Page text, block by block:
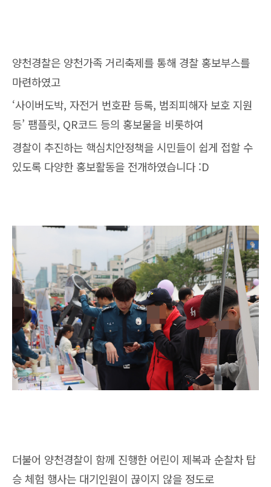
양천경찰은 양천가족 거리축제를 통해 경찰 홍보부스를
마련하였고
‘사이버도박, 자전거 번호판 등록, 범죄피해자 보호 지원
등’ 팸플릿, QR코드 등의 홍보물을 비롯하여
경찰이 추진하는 핵심치안정책을 시민들이 쉽게 접할 수
있도록 다양한 홍보활동을 전개하였습니다 :D
더불어 양천경찰이 함께 진행한 어린이 제복과 순찰차 탑
승 체험 행사는 대기인원이 끊이지 않을 정도로